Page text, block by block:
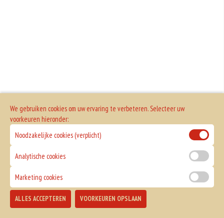
We gebruiken cookies om uw ervaring te verbeteren. Selecteer uw
voorkeuren hieronder:
Noodzakelijke cookies (verplicht)
Analytische cookies
Marketing cookies
ALLES ACCEPTEREN VOORKEUREN OPSLAAN